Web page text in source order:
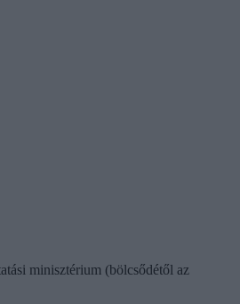
minisztérium (bölcsődétől az